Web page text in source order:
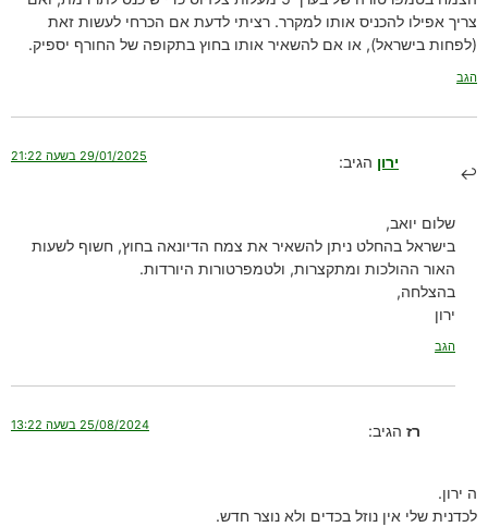
צריך אפילו להכניס אותו למקרר. רציתי לדעת אם הכרחי לעשות זאת
(לפחות בישראל), או אם להשאיר אותו בחוץ בתקופה של החורף יספיק.
הגב
ירון הגיב: 29/01/2025 בשעה 21:22
שלום יואב,
בישראל בהחלט ניתן להשאיר את צמח הדיונאה בחוץ, חשוף לשעות
האור ההולכות ומתקצרות, ולטמפרטורות היורדות.
בהצלחה,
ירון
הגב
רז הגיב: 25/08/2024 בשעה 13:22
ה ירון.
לכדנית שלי אין נוזל בכדים ולא נוצר חדש.